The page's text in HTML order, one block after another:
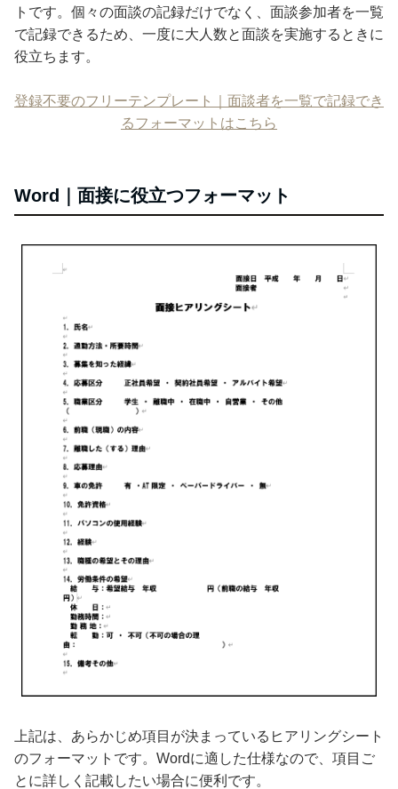
トです。個々の面談の記録だけでなく、面談参加者を一覧
で記録できるため、一度に大人数と面談を実施するときに
役立ちます。
登録不要のフリーテンプレート｜面談者を一覧で記録でき
るフォーマットはこちら
Word｜面接に役立つフォーマット
上記は、あらかじめ項目が決まっているヒアリングシート
のフォーマットです。Wordに適した仕様なので、項目ご
とに詳しく記載したい場合に便利です。